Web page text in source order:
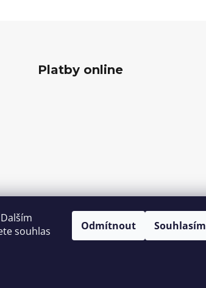
souhlas
Odmítnout Souhlasím
Platby online